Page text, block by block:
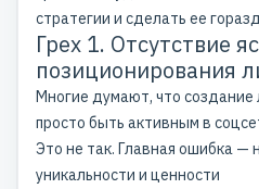
стратегии и сделать ее
Грех 1. Отсутствие
позиционирования
Многие думают, что создание
просто быть активным в
Это не так. Главная ошибка —
уникальности и ценности